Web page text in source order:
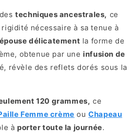
techniques ancestrales, ce
nécessaire à sa tenue à
épouse délicatement la forme de
obtenue par une infusion de
révèle des reflets dorés sous la
120 grammes, ce
Femme crème ouChapeau
à porter toute la journée.